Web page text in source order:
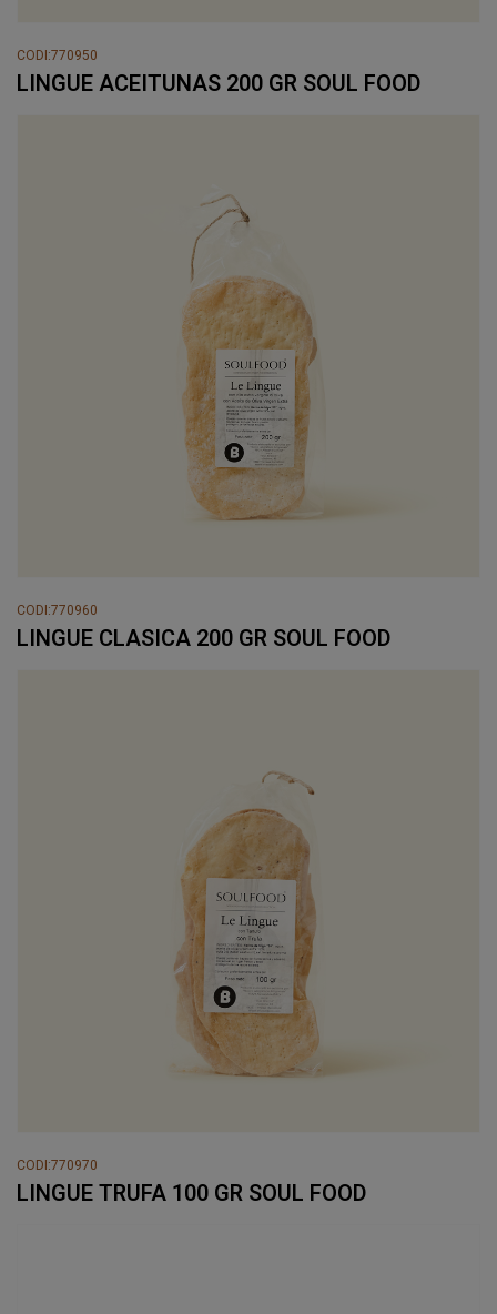
CODI:770950
LINGUE ACEITUNAS 200 GR SOUL FOOD
CODI:770960
LINGUE CLASICA 200 GR SOUL FOOD
CODI:770970
LINGUE TRUFA 100 GR SOUL FOOD